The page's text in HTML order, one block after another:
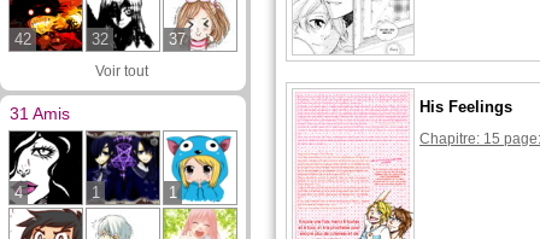
42 32 37
Voir tout
31 Amis
4 1 1
His Feelings
Chapitre: 15